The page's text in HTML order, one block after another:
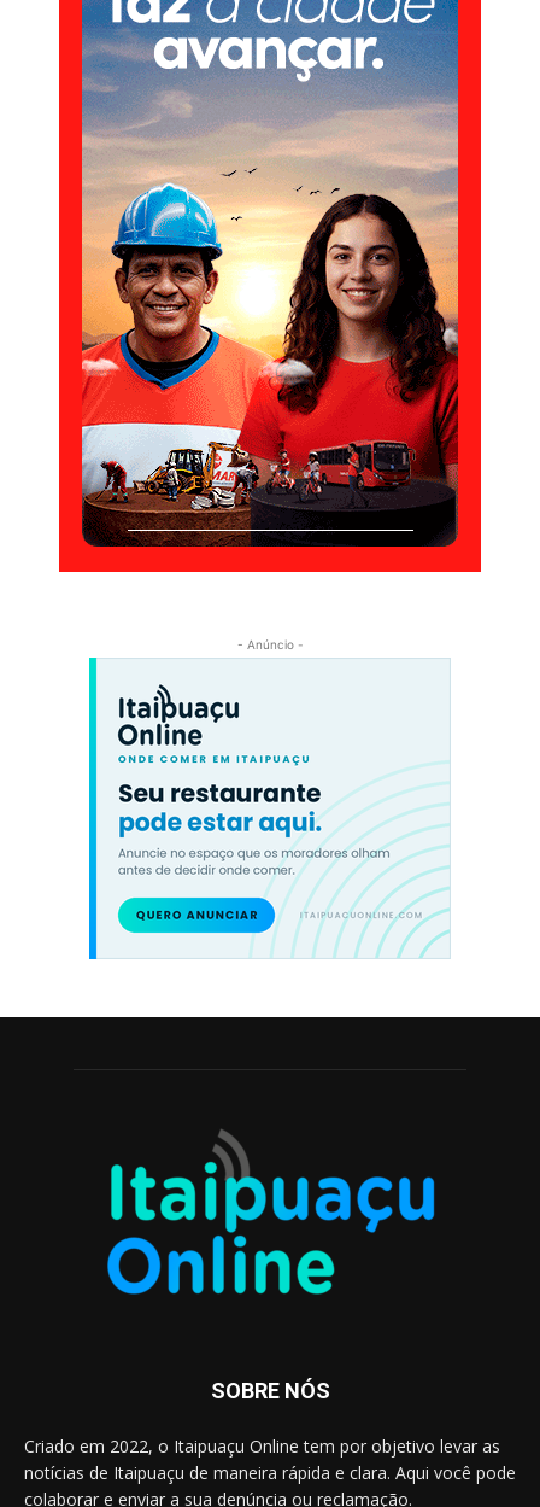
SOBRE NÓS
Criado em 2022, o Itaipuaçu Online tem por objetivo levar as
notícias de Itaipuaçu de maneira rápida e clara. Aqui você pode
colaborar e enviar a sua denúncia ou reclamação.